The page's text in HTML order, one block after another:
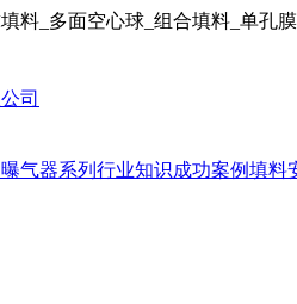
料_多面空心球_组合填料_单孔
曝气器系列 行业知识成功案例填料